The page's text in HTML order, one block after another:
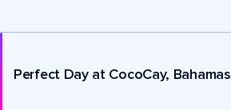
Perfect Day at CocoCay, Bahamas